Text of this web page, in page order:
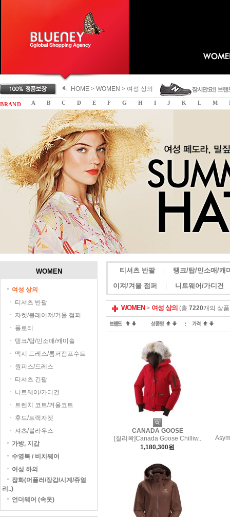
HOME > WOMEN > 여성 상의
B R A N D A B C D E F G H I J K L M
WOMEN
여성 상의
티셔츠 반팔
자켓/블레이져/겨울 점퍼
폴로티
탱크/탑/민소매/캐미솔
맥시 드레스/롬퍼점프수트
원피스/드레스
티셔츠 긴팔
니트웨어/가디건
트렌치 코트/겨울코트
후드/트랙자켓
셔츠/블라우스
가방, 지갑
수영복 / 비치웨어
여성 하의
잡화(머플러/장갑/시계/쥬얼
리..)
언더웨어 (속옷)
티셔츠 반팔
탱크/탑/민소매/캐
이져/겨울 점퍼
니트웨어/가디건
WOMEN > 여성 상의 (총 7220개의 상
CANADA GOOSE
[칠리왁]Canada Goose Chilliw..
1,180,300원